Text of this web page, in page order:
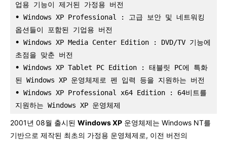
업용 기능이 제거된 가정용 버전
• Windows XP Professional : 고급 보안 및 네트워킹
옵션들이 포함된 기업용 버전
• Windows XP Media Center Edition : DVD/TV 기능에
초점을 맞춘 버전
• Windows XP Tablet PC Edition : 태블릿 PC에 특화
된 Windows XP 운영체제로 펜 입력 등을 지원하는 버전
• Windows XP Professional x64 Edition : 64비트를
지원하는 Windows XP 운영체제
2001년 08월 출시된 Windows XP 운영체제는 Windows NT를
기반으로 제작된 최초의 가정용 운영체제로, 이전 버전의